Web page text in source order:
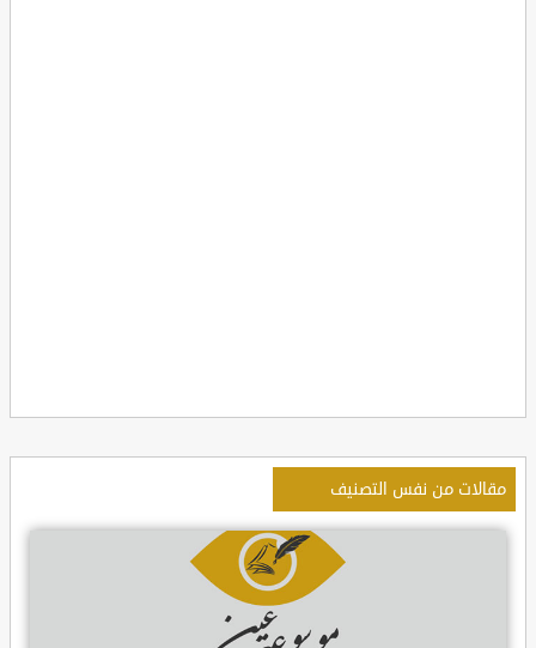
مقالات من نفس التصنيف